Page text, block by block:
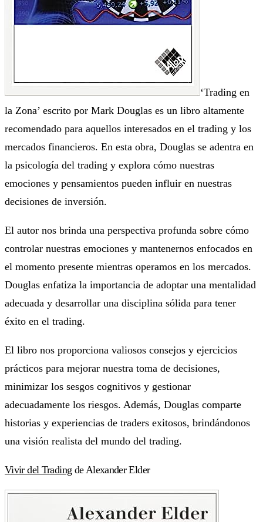
‘Trading en
la Zona’ escrito por Mark Douglas es un libro altamente
recomendado para aquellos interesados en el trading y los
mercados financieros. En esta obra, Douglas se adentra en
la psicología del trading y explora cómo nuestras
emociones y pensamientos pueden influir en nuestras
decisiones de inversión.
El autor nos brinda una perspectiva profunda sobre cómo
controlar nuestras emociones y mantenernos enfocados en
el momento presente mientras operamos en los mercados.
Douglas enfatiza la importancia de adoptar una mentalidad
adecuada y desarrollar una disciplina sólida para tener
éxito en el trading.
El libro nos proporciona valiosos consejos y ejercicios
prácticos para mejorar nuestra toma de decisiones,
minimizar los sesgos cognitivos y gestionar
adecuadamente los riesgos. Además, Douglas comparte
historias y experiencias de traders exitosos, brindándonos
una visión realista del mundo del trading.
Vivir del Trading de Alexander Elder